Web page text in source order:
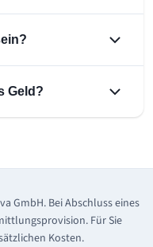
Geld?
GmbH. Bei Abschluss eines
Für Sie
Kosten.